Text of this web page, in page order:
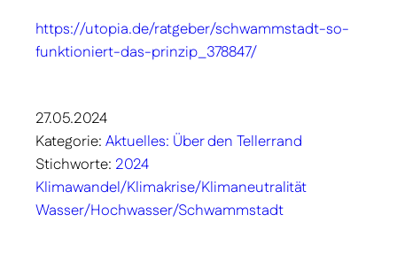
https://utopia.de/ratgeber/schwammstadt-so-
funktioniert-das-prinzip_378847/
27.05.2024
Kategorie: Aktuelles: Über den Tellerrand
Stichworte: 2024
Klimawandel/Klimakrise/Klimaneutralität
Wasser/Hochwasser/Schwammstadt